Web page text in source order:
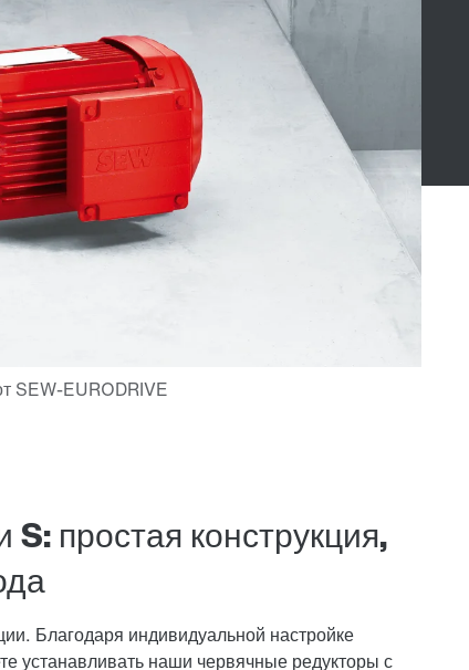
простая конструкция,
Благодаря индивидуальной настройке
устанавливать наши червячные редукторы с